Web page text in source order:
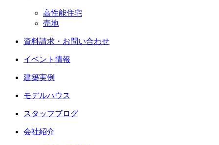
高性能住宅
売地
資料請求・お問い合わせ
イベント情報
建築実例
モデルハウス
スタッフブログ
会社紹介